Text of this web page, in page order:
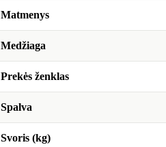
Matmenys
Medžiaga
Prekės ženklas
Spalva
Svoris (kg)